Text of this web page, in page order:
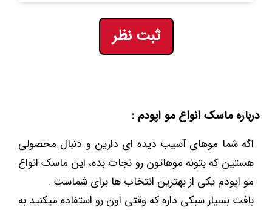
ثبت نظر
درباره ماسک انواع مو اپودم :
اگه شما موهای آسیب دیده ای دارین و دنبال محصولی
هستین که بتونه موهاتون رو نجات بده، این ماسک انواع
مو اپودم یکی از بهترین انتخاب ها برای شماست .
بافت بسیار سبکی داره که وقتی اون رو استفاده میکنید به